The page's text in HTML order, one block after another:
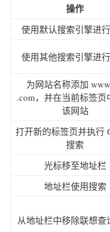
操作
使用默认搜索引擎进
使用其他搜索引擎进
为网站名称添加
.com，并在当前标签页
该网站
打开新的标签页并执行
搜索
光标移至地址栏
地址栏使用搜索
从地址栏中移除联想查